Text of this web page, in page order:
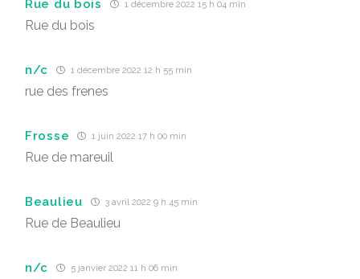
Rue du bois 1 décembre 2022 15 h 04 min
Rue du bois
n/c 1 décembre 2022 12 h 55 min
rue des frenes
Frosse 1 juin 2022 17 h 00 min
Rue de mareuil
Beaulieu 3 avril 2022 9 h 45 min
Rue de Beaulieu
n/c 5 janvier 2022 11 h 06 min